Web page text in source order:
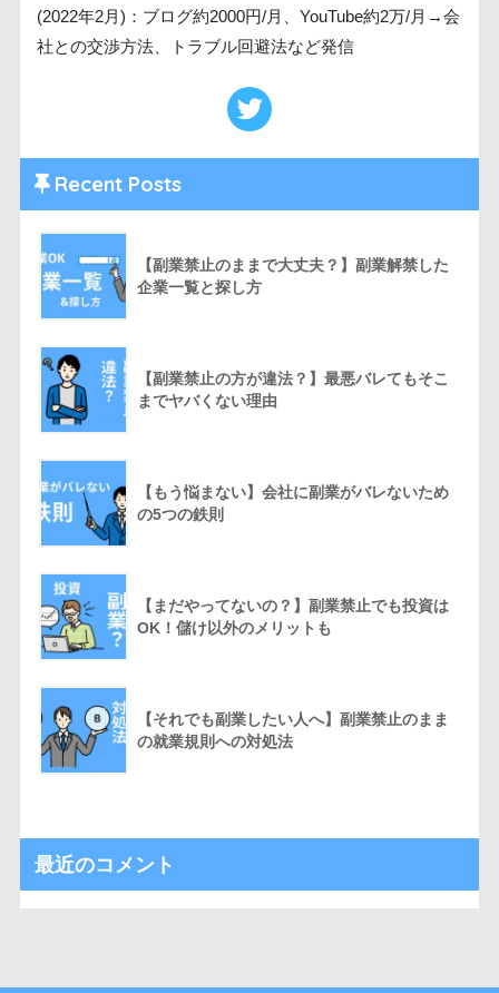
(2022年2月)：ブログ約2000円/月、YouTube約2万/月→会
社との交渉方法、トラブル回避法など発信
Recent Posts
【副業禁止のままで大丈夫？】副業解禁した
企業一覧と探し方
【副業禁止の方が違法？】最悪バレてもそこ
までヤバくない理由
【もう悩まない】会社に副業がバレないため
の5つの鉄則
【まだやってないの？】副業禁止でも投資は
OK！儲け以外のメリットも
【それでも副業したい人へ】副業禁止のまま
の就業規則への対処法
最近のコメント